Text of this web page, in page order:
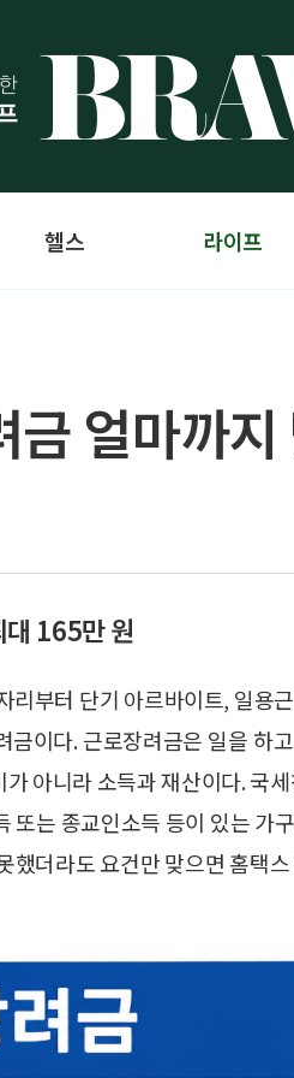
헬스 라이프
얼마까
165만 원
부터 단기 아르바이트, 일용
이다. 근로장려금은 일을 하
아니라 소득과 재산이다. 국세
또는 종교인소득 등이 있는 가
더라도 요건만 맞으면 홈택